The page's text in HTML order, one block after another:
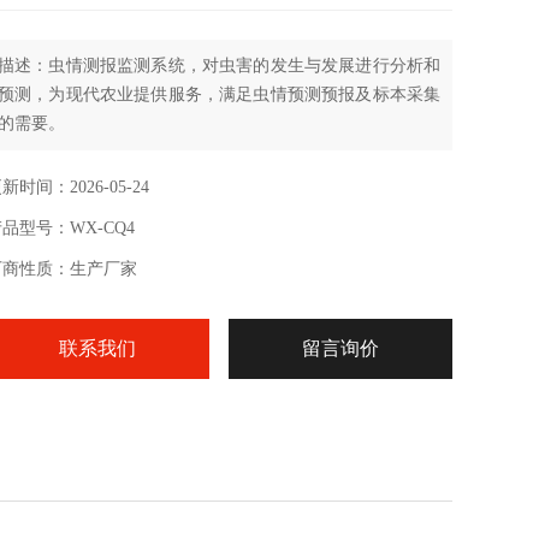
述：虫情测报监测系统，对虫害的发生与发展进行分析和
测，为现代农业提供服务，满足虫情预测预报及标本采集
的需要。
新时间：2026-05-24
品型号：WX-CQ4
商性质：生产厂家
联系我们 留言询价